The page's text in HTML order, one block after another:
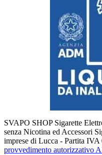
SVAPO SHOP Sigarette
senza Nicotina ed Accessori
imprese di Lucca - Partita IVA
provvedimento autorizzativo